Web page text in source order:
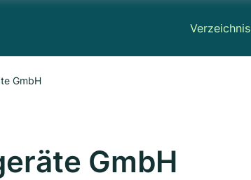
Verzeichnis
GmbH
GmbH